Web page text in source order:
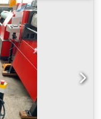
izbaciv gornji
- Uređaj za
i nožna pedala -
oprema: -
zadnjeg
Chodpfx